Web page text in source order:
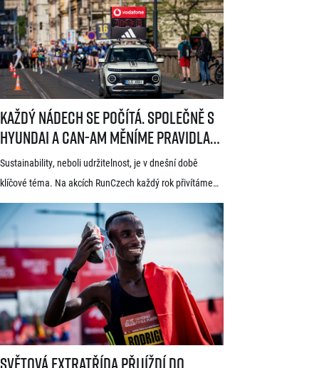
známkou kvality World Athletics Elite Label, spadá do
seriálu evropských půlmaratonů zvaného SuperHalfs
a jedná se o nejžádanější z pěti závodů RunCzech Halfs.
[…]
Každý nádech se počítá. Společně s
Hyundai a Can-Am měníme pravidla
hry
Sustainability, neboli udržitelnost, je v dnešní době
klíčové téma. Na akcích RunCzech každý rok přivítáme
statisíce osob, které motivujeme k pohybu a zdravému
životnímu stylu. S každou masovou akcí se však pojí také
odpovědnost vůči životnímu prostředí a pro nás
v RunCzech jde samozřejmě o důležitou součást při
pořádání našich závodů. Společnost RunCzech se
dlouhodobě snaží vylepšovat svá opatření související
s udržitelností při […]
Každý nádech se počítá. Společně s Hyundai a Can-Am měníme
Světová extratřída přijíždí do Prahy! Birell Večerní běh na 10 km v